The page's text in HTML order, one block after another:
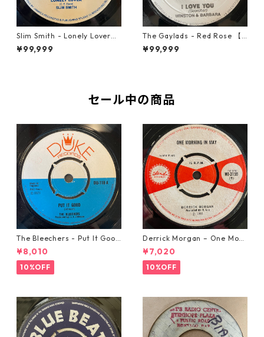
Slim Smith - Lonely Lover
【7-21921】
¥99,999
The Gaylads - Red Rose 【7
-21853】
¥99,999
セール中の商品
The Bleechers - Put It Good
【7-21637】
¥8,010
10%OFF
Derrick Morgan – One Morn
ing In May【7-21653】
¥7,020
10%OFF